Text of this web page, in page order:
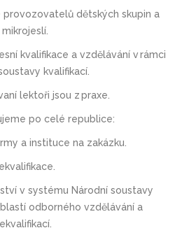
provozovatelůdětských skupin a
mikrojeslí.
kvalifikace a vzdělávání v rámci
kvalifikací.
lektoři jsou z praxe.
po celé republice:
a instituce na zakázku.
v systému Národní soustavy
odborného vzdělávání a